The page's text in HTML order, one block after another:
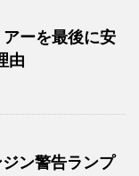
ーを最後に安
由
ン警告ランプ